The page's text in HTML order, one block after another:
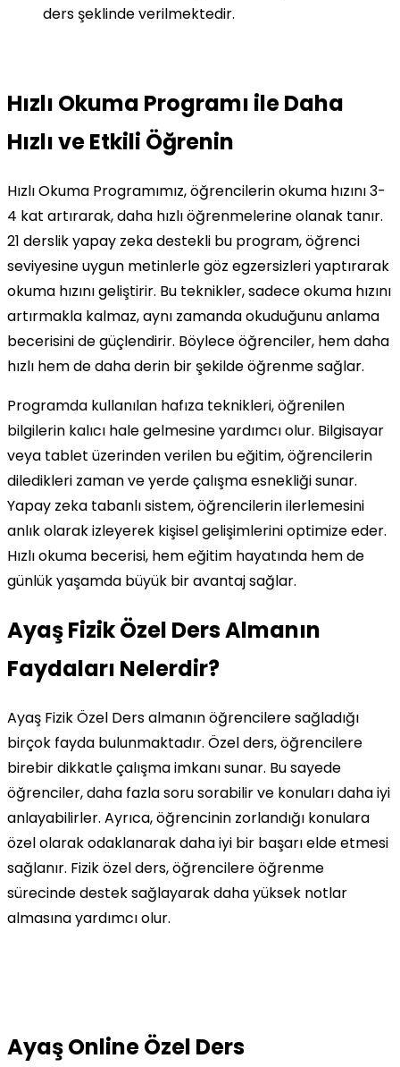
ders şeklinde verilmektedir.
Hızlı Okuma Programı ile Daha
Hızlı ve Etkili Öğrenin
Hızlı Okuma Programımız, öğrencilerin okuma hızını 3-
4 kat artırarak, daha hızlı öğrenmelerine olanak tanır.
21 derslik yapay zeka destekli bu program, öğrenci
seviyesine uygun metinlerle göz egzersizleri yaptırarak
okuma hızını geliştirir. Bu teknikler, sadece okuma hızını
artırmakla kalmaz, aynı zamanda okuduğunu anlama
becerisini de güçlendirir. Böylece öğrenciler, hem daha
hızlı hem de daha derin bir şekilde öğrenme sağlar.
Programda kullanılan hafıza teknikleri, öğrenilen
bilgilerin kalıcı hale gelmesine yardımcı olur. Bilgisayar
veya tablet üzerinden verilen bu eğitim, öğrencilerin
diledikleri zaman ve yerde çalışma esnekliği sunar.
Yapay zeka tabanlı sistem, öğrencilerin ilerlemesini
anlık olarak izleyerek kişisel gelişimlerini optimize eder.
Hızlı okuma becerisi, hem eğitim hayatında hem de
günlük yaşamda büyük bir avantaj sağlar.
Ayaş Fizik Özel Ders Almanın
Faydaları Nelerdir?
Ayaş Fizik Özel Ders almanın öğrencilere sağladığı
birçok fayda bulunmaktadır. Özel ders, öğrencilere
birebir dikkatle çalışma imkanı sunar. Bu sayede
öğrenciler, daha fazla soru sorabilir ve konuları daha iyi
anlayabilirler. Ayrıca, öğrencinin zorlandığı konulara
özel olarak odaklanarak daha iyi bir başarı elde etmesi
sağlanır. Fizik özel ders, öğrencilere öğrenme
sürecinde destek sağlayarak daha yüksek notlar
almasına yardımcı olur.
Ayaş Online Özel Ders